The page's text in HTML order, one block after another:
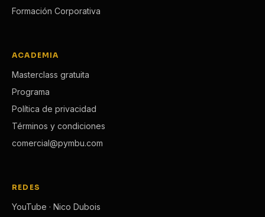
Formación Corporativa
ACADEMIA
Masterclass gratuita
Programa
Política de privacidad
Términos y condiciones
comercial@pymbu.com
REDES
YouTube · Nico Dubois